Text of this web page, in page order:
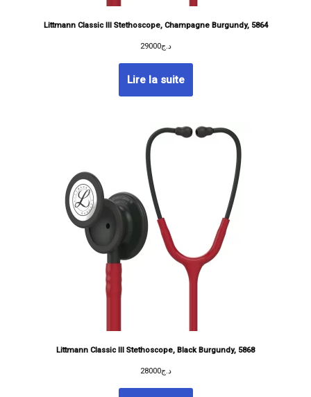
Littmann Classic III Stethoscope, Champagne Burgundy, 5864
د.ج29000
Lire la suite
Littmann Classic III Stethoscope, Black Burgundy, 5868
د.ج28000